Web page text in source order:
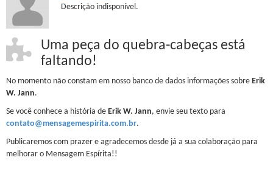
Descrição indisponível.
Uma peça do quebra-cabeças está
faltando!
No momento não constam em nosso banco de dados informações sobre Erik
W. Jann.
Se você conhece a história de Erik W. Jann, envie seu texto para
contato@mensagemespirita.com.br.
Publicaremos com prazer e agradecemos desde já a sua colaboração para
melhorar o Mensagem Espírita!!